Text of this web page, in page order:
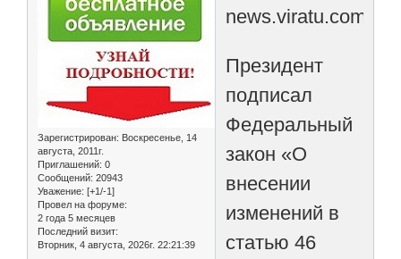
Зарегистрирован: Воскресенье, 14
августа, 2011г.
Приглашений: 0
Сообщений: 20943
Уважение: [+1/-1]
Провел на форуме:
2 года 5 месяцев
Последний визит:
Вторник, 4 августа, 2026г. 22:21:39
news.viratu.com
Президент
подписал
Федеральный
закон «О
внесении
изменений в
статью 46